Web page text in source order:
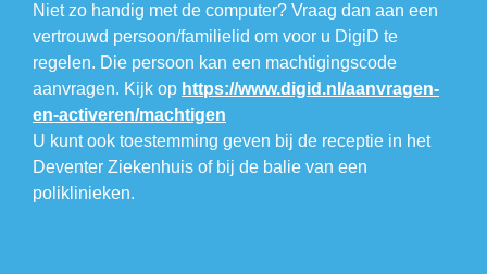
Niet zo handig met de computer? Vraag dan aan een
vertrouwd persoon/familielid om voor u DigiD te
regelen. Die persoon kan een machtigingscode
aanvragen. Kijk op https://www.digid.nl/aanvragen-
en-activeren/machtigen
U kunt ook toestemming geven bij de receptie in het
Deventer Ziekenhuis of bij de balie van een
poliklinieken.